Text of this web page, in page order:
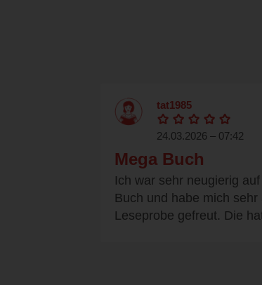
tat1985
24.03.2026 – 07:42
Mega Buch
Ich war sehr neugierig
Buch und habe mich sehr
Leseprobe gefreut. Die